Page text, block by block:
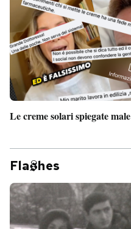
Le creme solari spiegate male
Fla hes